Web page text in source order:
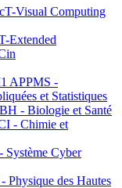
Visual Computing
Extended
APPMS -
et Statistiques
- Biologie et Santé
- Chimie et
Système Cyber
des Hautes